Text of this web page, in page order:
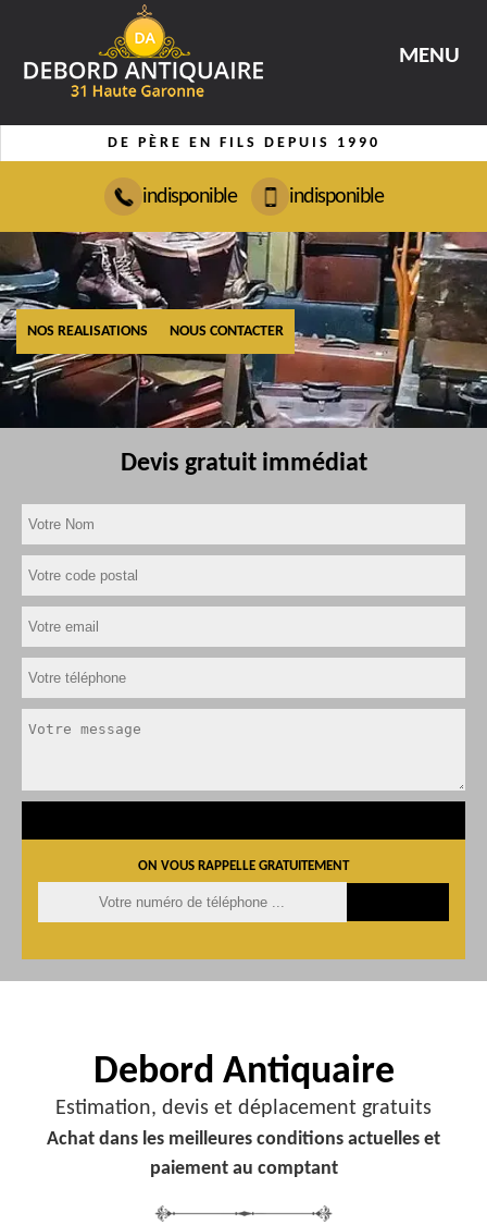
MENU
DE PÈRE EN FILS DEPUIS 1990
indisponible indisponible
NOS REALISATIONS NOUS CONTACTER
Devis gratuit immédiat
ON VOUS RAPPELLE GRATUITEMENT
Debord Antiquaire
Estimation, devis et déplacement gratuits
Achat dans les meilleures conditions actuelles et
paiement au comptant